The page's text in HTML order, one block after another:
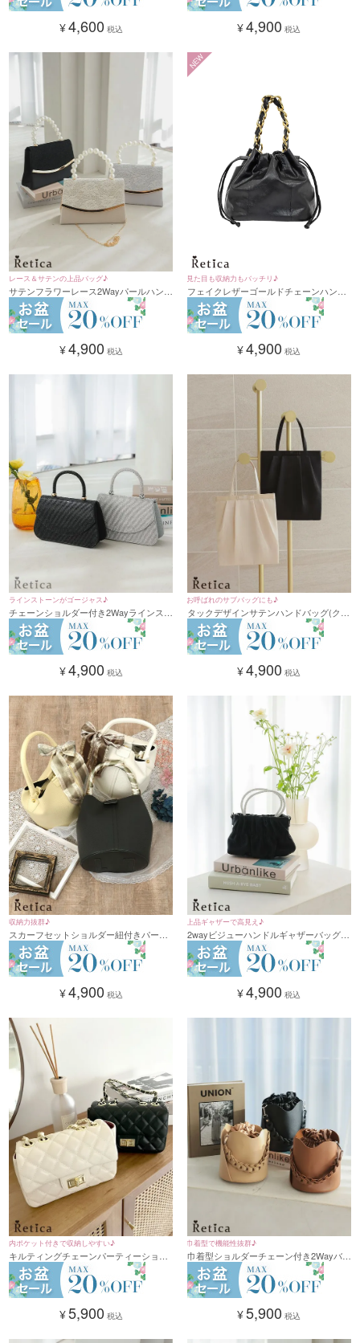
¥4,600 税込 ¥4,900 税込
レース＆サテンの上品バッグ♪
サテンフラワーレース2Wayパールハンド
バッグ(シルバー/ベージュ/ブラック)
¥4,900 税込
見た目も収納力もバッチリ♪
フェイクレザーゴールドチェーンハンド
ル巾着2wayバッグ(ブラック)
NEW
¥4,900 税込
ラインストーンがゴージャス♪
チェーンショルダー付き2Wayラインスト
ーンハンドミニバッグ(シルバー/ブラッ
ク)
¥4,900 税込
お呼ばれのサブバッグにも♪
タックデザインサテンハンドバッグ(クリ
ーム/ブラック)
¥4,900 税込
収納力抜群♪
スカーフセットショルダー紐付きパーテ
ィーハンドバッグ(オフホワイト/イエロ
ー/ブラック)
¥4,900 税込
上品ギャザーで高見え♪
2wayビジューハンドルギャザーバッグ
(ブラック)
¥4,900 税込
内ポケット付きで収納しやすい♪
キルティングチェーンパーティーショル
ダーバッグ(ライトベージュ/ブラック)
¥5,900 税込
巾着型で機能性抜群♪
巾着型ショルダーチェーン付き2Wayバッ
グ(ベージュ/ブラウン/ブラック)
¥5,900 税込